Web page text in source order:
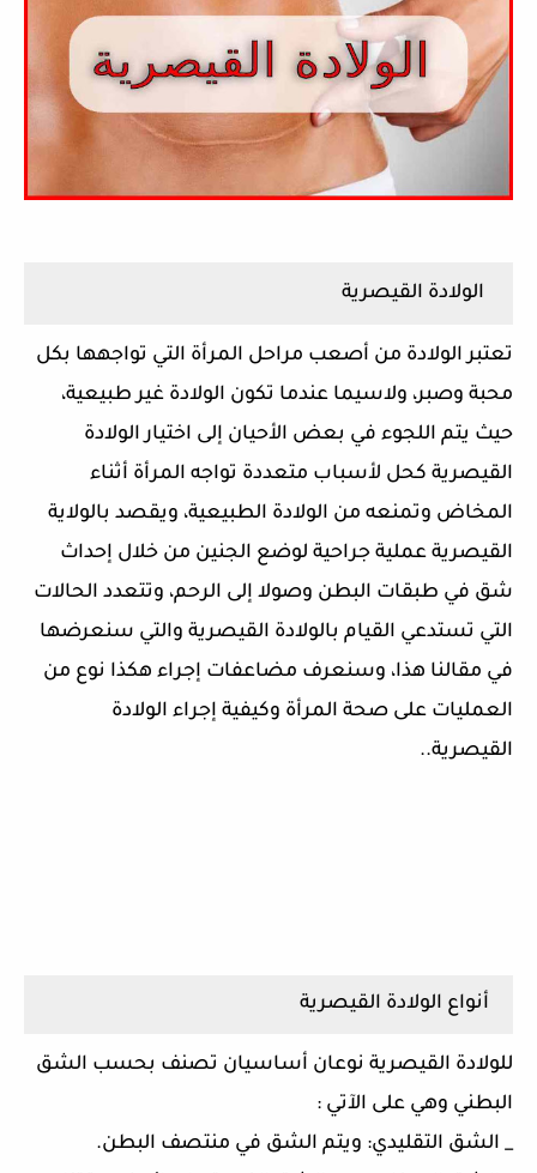
الولادة القيصرية
تعتبر الولادة من أصعب مراحل المرأة التي تواجهها بكل
محبة وصبر، ولاسيما عندما تكون الولادة غير طبيعية،
حيث يتم اللجوء في بعض الأحيان إلى اختيار الولادة
القيصرية كحل لأسباب متعددة تواجه المرأة أثناء
المخاض وتمنعه من الولادة الطبيعية، ويقصد بالولاية
القيصرية عملية جراحية لوضع الجنين من خلال إحداث
شق في طبقات البطن وصولا إلى الرحم، وتتعدد الحالات
التي تستدعي القيام بالولادة القيصرية والتي سنعرضها
في مقالنا هذا، وسنعرف مضاعفات إجراء هكذا نوع من
العمليات على صحة المرأة وكيفية إجراء الولادة
القيصرية..
أنواع الولادة القيصرية
للولادة القيصرية نوعان أساسيان تصنف بحسب الشق
البطني وهي على الآتي :
_ الشق التقليدي: ويتم الشق في منتصف البطن.